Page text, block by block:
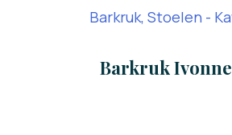
Barkruk Ivonne